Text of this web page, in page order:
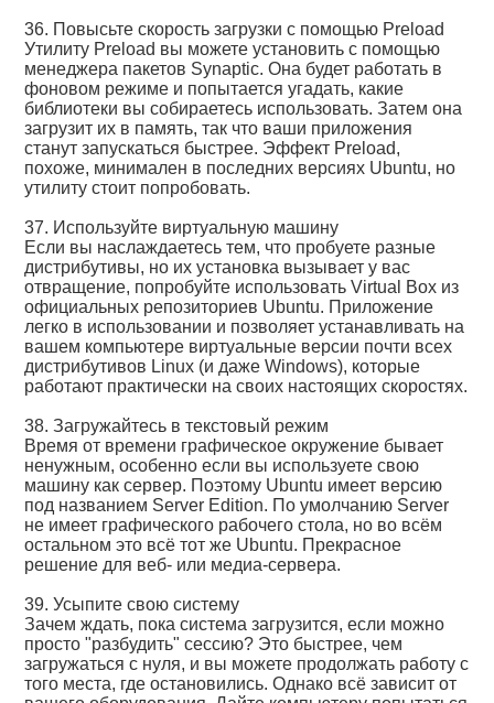
36. Повысьте скорость загрузки с помощью Preload
Утилиту Preload вы можете установить с помощью
менеджера пакетов Synaptic. Она будет работать в
фоновом режиме и попытается угадать, какие
библиотеки вы собираетесь использовать. Затем она
загрузит их в память, так что ваши приложения
станут запускаться быстрее. Эффект Preload,
похоже, минимален в последних версиях Ubuntu, но
утилиту стоит попробовать.
37. Используйте виртуальную машину
Если вы наслаждаетесь тем, что пробуете разные
дистрибутивы, но их установка вызывает у вас
отвращение, попробуйте использовать Virtual Box из
официальных репозиториев Ubuntu. Приложение
легко в использовании и позволяет устанавливать на
вашем компьютере виртуальные версии почти всех
дистрибутивов Linux (и даже Windows), которые
работают практически на своих настоящих скоростях.
38. Загружайтесь в текстовый режим
Время от времени графическое окружение бывает
ненужным, особенно если вы используете свою
машину как сервер. Поэтому Ubuntu имеет версию
под названием Server Edition. По умолчанию Server
не имеет графического рабочего стола, но во всём
остальном это всё тот же Ubuntu. Прекрасное
решение для веб- или медиа-сервера.
39. Усыпите свою систему
Зачем ждать, пока система загрузится, если можно
просто "разбудить" сессию? Это быстрее, чем
загружаться с нуля, и вы можете продолжать работу с
того места, где остановились. Однако всё зависит от